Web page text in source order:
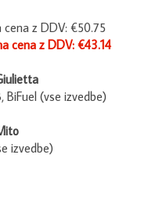
cena z DDV: €50.75
cena z DDV: €43.14
BiFuel (vse izvedbe)
izvedbe)